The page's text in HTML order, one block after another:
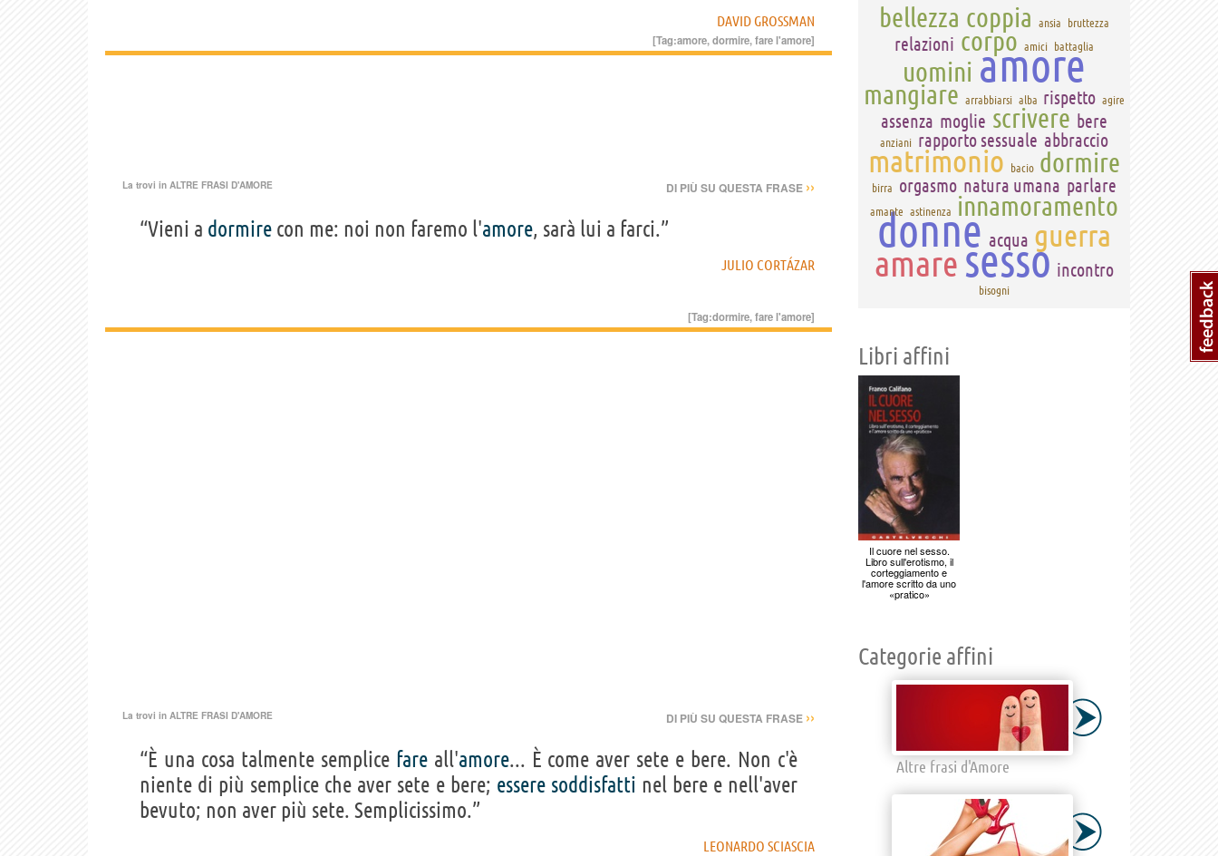
DAVID GROSSMAN
[Tag:amore,dormire,fare l'amore]
La trovi in ALTRE FRASI D'AMORE DI PIÙ SU QUESTA FRASE ››
“Vieni a dormire con me: noi non faremo l'amore, sarà lui a farci.”
JULIO CORTÁZAR
[Tag:dormire,fare l'amore]
La trovi in ALTRE FRASI D'AMORE DI PIÙ SU QUESTA FRASE ››
“È una cosa talmente semplice fareall'amore... È come aver sete e bere. Non c'è
niente di più semplice che aver sete e bere; essere soddisfatti nel bere e nell'aver
bevuto; non aver più sete. Semplicissimo.”
LEONARDO SCIASCIA
bellezza coppia ansia bruttezza
relazioni corpo amici battaglia
uomini amore
mangiare arrabbiarsi alba rispetto agire
assenza moglie scrivere bere
anziani rapporto sessuale abbraccio
matrimonio bacio dormire
birra orgasmo natura umana parlare
amante astinenza innamoramento
donne acqua guerra
amare sesso incontro
bisogni
Libri affini
Il cuore nel sesso.
Libro sull'erotismo, il
corteggiamento e
l'amore scritto da uno
«pratico»
Categorie affini
Altre frasi d'Amore